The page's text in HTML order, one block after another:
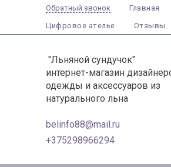
Обратный звонок Главная
Цифровое ателье Отзывы
"Льняной сундучок"
интернет-магазин
одежды и аксессуаров из
натурального льна
belinfo88@mail.ru
+375298966294